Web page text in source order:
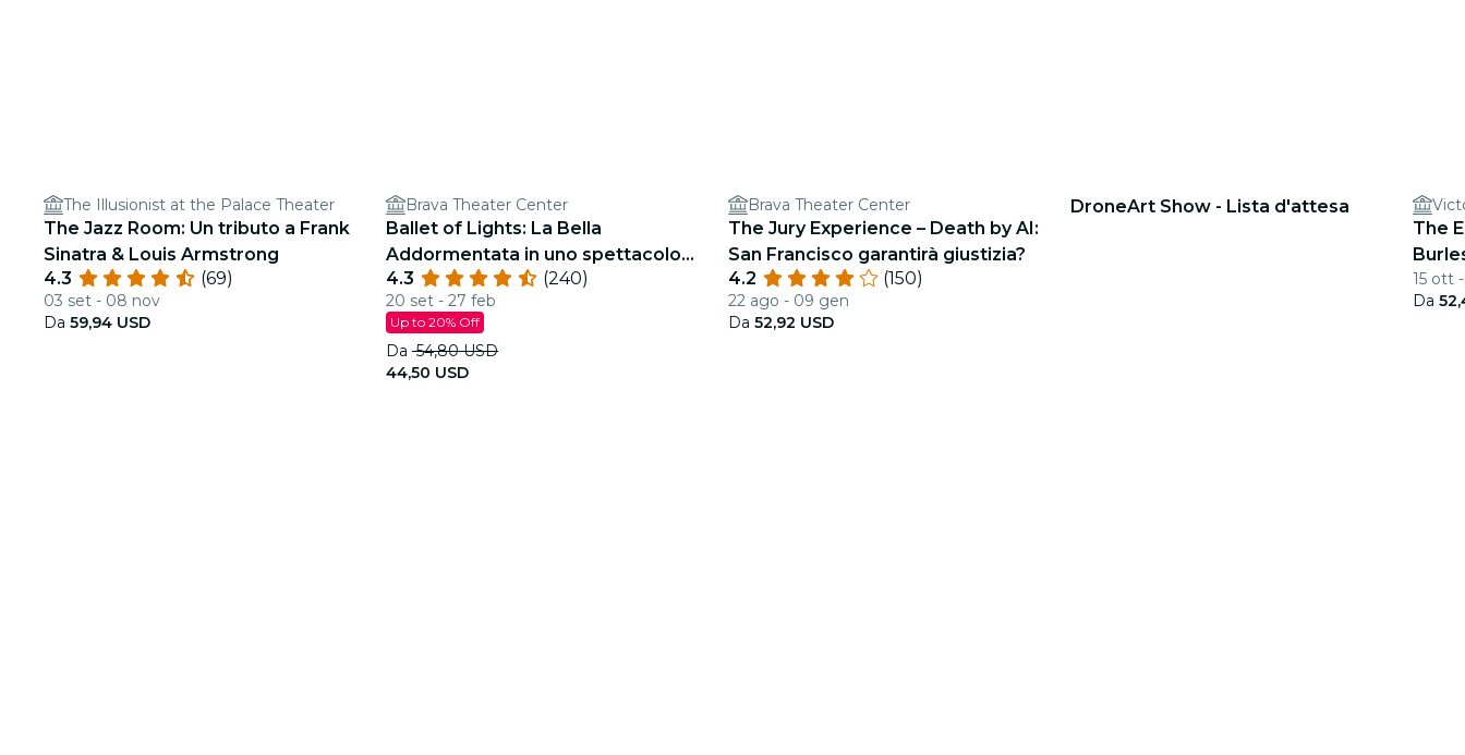
The Illusionist at the Palace Theater
The Jazz Room: Un tributo a Frank
Sinatra & Louis Armstrong
4.3
(69)
03 set - 08 nov
Da 59,94 USD
Brava Theater Center
Ballet of Lights: La Bella
Addormentata in uno spettacolo
scintillante
4.3 (240)
20 set - 27 feb
Up to 20% Off
Da 54,80 USD
44,50 USD
Brava Theater Center
The Jury Experience – Death by AI:
San Francisco garantirà giustizia?
4.2
(150)
22 ago - 09 gen
Da 52,92 USD
DroneArt Show - Lista d'attesa
The
15 ott
Da